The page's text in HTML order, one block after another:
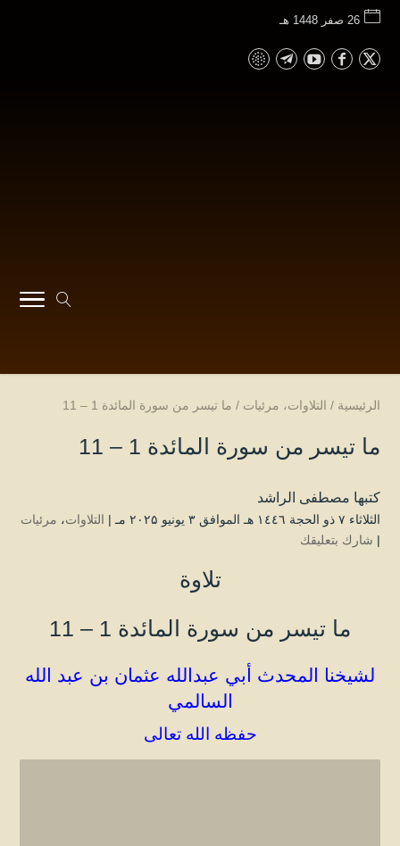
26 صفر 1448 هـ
الرئيسية / التلاوات، مرئيات / ما تيسر من سورة المائدة 1 – 11
ما تيسر من سورة المائدة 1 – 11
كتبها مصطفى الراشد
الثلاثاء ۷ ذو الحجة ۱٤٤٦ هـ الموافق ۳ يونيو ۲۰۲۵ مـ | التلاوات، مرئيات
| شارك بتعليقك
تلاوة
ما تيسر من سورة المائدة 1 – 11
لشيخنا المحدث أبي عبدالله عثمان بن عبد الله
السالمي
حفظه الله تعالى